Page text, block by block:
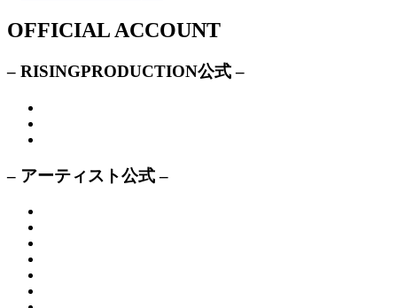
OFFICIAL ACCOUNT
– RISINGPRODUCTION公式 –
– アーティスト公式 –